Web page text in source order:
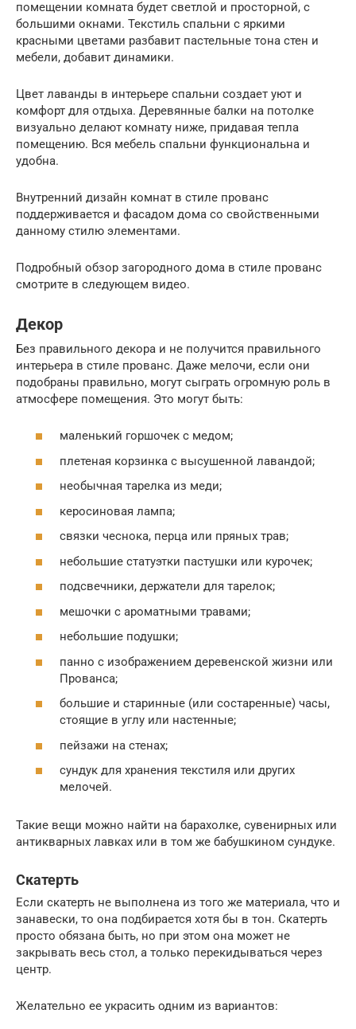
помещении комната будет светлой и просторной, с
большими окнами. Текстиль спальни с яркими
красными цветами разбавит пастельные тона стен и
мебели, добавит динамики.
Цвет лаванды в интерьере спальни создает уют и
комфорт для отдыха. Деревянные балки на потолке
визуально делают комнату ниже, придавая тепла
помещению. Вся мебель спальни функциональна и
удобна.
Внутренний дизайн комнат в стиле прованс
поддерживается и фасадом дома со свойственными
данному стилю элементами.
Подробный обзор загородного дома в стиле прованс
смотрите в следующем видео.
Декор
Без правильного декора и не получится правильного
интерьера в стиле прованс. Даже мелочи, если они
подобраны правильно, могут сыграть огромную роль в
атмосфере помещения. Это могут быть:
маленький горшочек с медом;
плетеная корзинка с высушенной лавандой;
необычная тарелка из меди;
керосиновая лампа;
связки чеснока, перца или пряных трав;
небольшие статуэтки пастушки или курочек;
подсвечники, держатели для тарелок;
мешочки с ароматными травами;
небольшие подушки;
панно с изображением деревенской жизни или
Прованса;
большие и старинные (или состаренные) часы,
стоящие в углу или настенные;
пейзажи на стенах;
сундук для хранения текстиля или других
мелочей.
Такие вещи можно найти на барахолке, сувенирных или
антикварных лавках или в том же бабушкином сундуке.
Скатерть
Если скатерть не выполнена из того же материала, что и
занавески, то она подбирается хотя бы в тон. Скатерть
просто обязана быть, но при этом она может не
закрывать весь стол, а только перекидываться через
центр.
Желательно ее украсить одним из вариантов: